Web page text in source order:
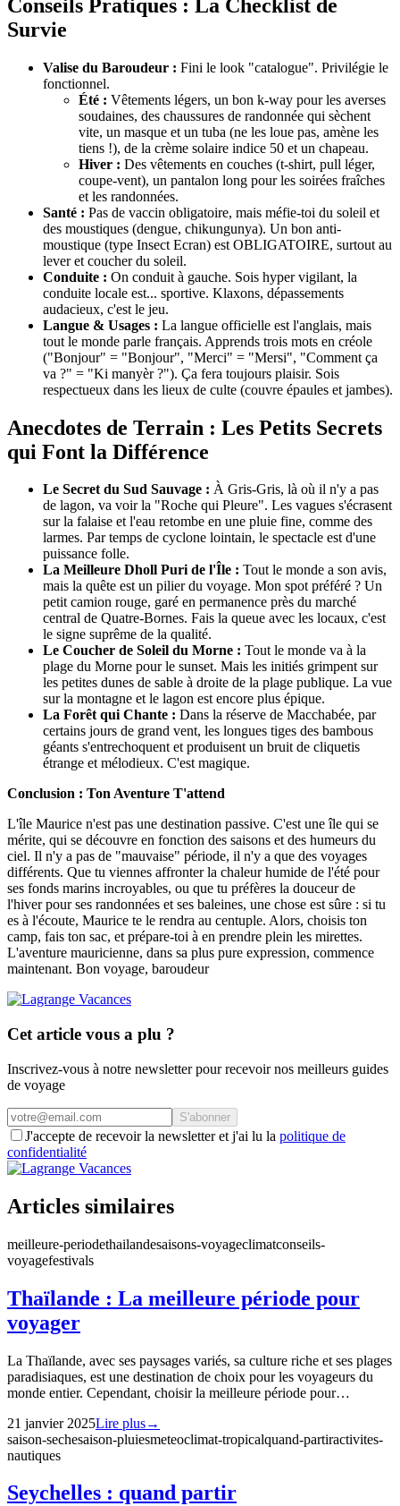
Conseils Pratiques : La Checklist de
Survie
Valise du Baroudeur : Fini le look "catalogue". Privilégie le
fonctionnel.
Été : Vêtements légers, un bon k-way pour les averses
soudaines, des chaussures de randonnée qui sèchent
vite, un masque et un tuba (ne les loue pas, amène les
tiens !), de la crème solaire indice 50 et un chapeau.
Hiver : Des vêtements en couches (t-shirt, pull léger,
coupe-vent), un pantalon long pour les soirées fraîches
et les randonnées.
Santé : Pas de vaccin obligatoire, mais méfie-toi du soleil et
des moustiques (dengue, chikungunya). Un bon anti-
moustique (type Insect Ecran) est OBLIGATOIRE, surtout au
lever et coucher du soleil.
Conduite : On conduit à gauche. Sois hyper vigilant, la
conduite locale est... sportive. Klaxons, dépassements
audacieux, c'est le jeu.
Langue & Usages : La langue officielle est l'anglais, mais
tout le monde parle français. Apprends trois mots en créole
("Bonjour" = "Bonjour", "Merci" = "Mersi", "Comment ça
va ?" = "Ki manyèr ?"). Ça fera toujours plaisir. Sois
respectueux dans les lieux de culte (couvre épaules et jambes).
Anecdotes de Terrain : Les Petits Secrets
qui Font la Différence
Le Secret du Sud Sauvage : À Gris-Gris, là où il n'y a pas
de lagon, va voir la "Roche qui Pleure". Les vagues s'écrasent
sur la falaise et l'eau retombe en une pluie fine, comme des
larmes. Par temps de cyclone lointain, le spectacle est d'une
puissance folle.
La Meilleure Dholl Puri de l'Île : Tout le monde a son avis,
mais la quête est un pilier du voyage. Mon spot préféré ? Un
petit camion rouge, garé en permanence près du marché
central de Quatre-Bornes. Fais la queue avec les locaux, c'est
le signe suprême de la qualité.
Le Coucher de Soleil du Morne : Tout le monde va à la
plage du Morne pour le sunset. Mais les initiés grimpent sur
les petites dunes de sable à droite de la plage publique. La vue
sur la montagne et le lagon est encore plus épique.
La Forêt qui Chante : Dans la réserve de Macchabée, par
certains jours de grand vent, les longues tiges des bambous
géants s'entrechoquent et produisent un bruit de cliquetis
étrange et mélodieux. C'est magique.
Conclusion : Ton Aventure T'attend
L'île Maurice n'est pas une destination passive. C'est une île qui se
mérite, qui se découvre en fonction des saisons et des humeurs du
ciel. Il n'y a pas de "mauvaise" période, il n'y a que des voyages
différents. Que tu viennes affronter la chaleur humide de l'été pour
ses fonds marins incroyables, ou que tu préfères la douceur de
l'hiver pour ses randonnées et ses baleines, une chose est sûre : si tu
es à l'écoute, Maurice te le rendra au centuple. Alors, choisis ton
camp, fais ton sac, et prépare-toi à en prendre plein les mirettes.
L'aventure mauricienne, dans sa plus pure expression, commence
maintenant. Bon voyage, baroudeur
Cet article vous a plu ?
Inscrivez-vous à notre newsletter pour recevoir nos meilleurs guides
de voyage
S'abonner
J'accepte de recevoir la newsletter et j'ai lu la politique de
confidentialité
Articles similaires
meilleure-periodethailandesaisons-voyageclimatconseils-
voyagefestivals
Thaïlande : La meilleure période pour
voyager
La Thaïlande, avec ses paysages variés, sa culture riche et ses plages
paradisiaques, est une destination de choix pour les voyageurs du
monde entier. Cependant, choisir la meilleure période pour…
21 janvier 2025Lire plus→
saison-sechesaison-pluiesmeteoclimat-tropicalquand-partiractivites-
nautiques
Seychelles : quand partir